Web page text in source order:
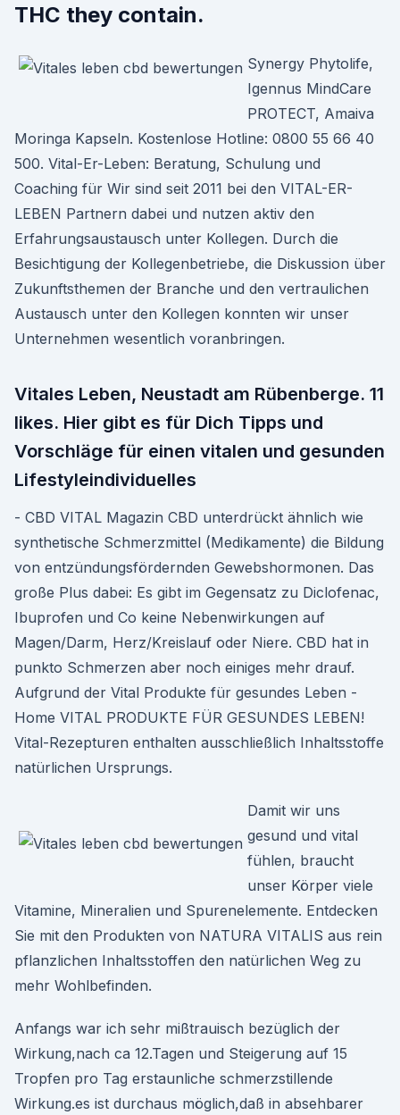
THC they contain.
Synergy Phytolife,
Igennus MindCare
PROTECT, Amaiva
Moringa Kapseln. Kostenlose Hotline: 0800 55 66 40
500. Vital-Er-Leben: Beratung, Schulung und
Coaching für Wir sind seit 2011 bei den VITAL-ER-
LEBEN Partnern dabei und nutzen aktiv den
Erfahrungsaustausch unter Kollegen. Durch die
Besichtigung der Kollegenbetriebe, die Diskussion über
Zukunftsthemen der Branche und den vertraulichen
Austausch unter den Kollegen konnten wir unser
Unternehmen wesentlich voranbringen.
Vitales Leben, Neustadt am Rübenberge. 11
likes. Hier gibt es für Dich Tipps und
Vorschläge für einen vitalen und gesunden
Lifestyleindividuelles
- CBD VITAL Magazin CBD unterdrückt ähnlich wie
synthetische Schmerzmittel (Medikamente) die Bildung
von entzündungsfördernden Gewebshormonen. Das
große Plus dabei: Es gibt im Gegensatz zu Diclofenac,
Ibuprofen und Co keine Nebenwirkungen auf
Magen/Darm, Herz/Kreislauf oder Niere. CBD hat in
punkto Schmerzen aber noch einiges mehr drauf.
Aufgrund der Vital Produkte für gesundes Leben -
Home VITAL PRODUKTE FÜR GESUNDES LEBEN!
Vital-Rezepturen enthalten ausschließlich Inhaltsstoffe
natürlichen Ursprungs.
Damit wir uns
gesund und vital
fühlen, braucht
unser Körper viele
Vitamine, Mineralien und Spurenelemente. Entdecken
Sie mit den Produkten von NATURA VITALIS aus rein
pflanzlichen Inhaltsstoffen den natürlichen Weg zu
mehr Wohlbefinden.
Anfangs war ich sehr mißtrauisch bezüglich der
Wirkung,nach ca 12.Tagen und Steigerung auf 15
Tropfen pro Tag erstaunliche schmerzstillende
Wirkung.es ist durchaus möglich,daß in absehbarer